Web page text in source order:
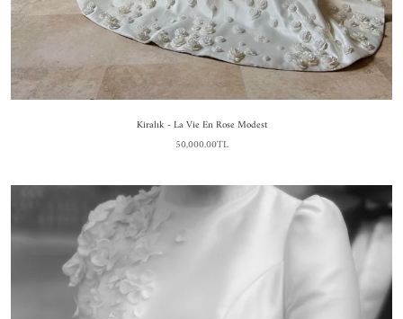
Kiralık - La Vie En Rose Modest
50,000.00TL